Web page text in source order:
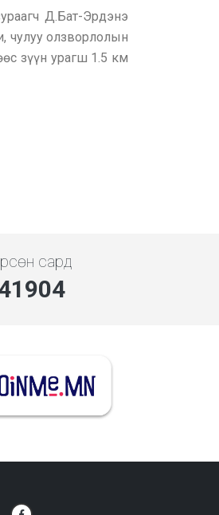
Д.Бат-Эрдэнэ
чулуу олзворлолын
зүүн урагш 1.5 км
сард